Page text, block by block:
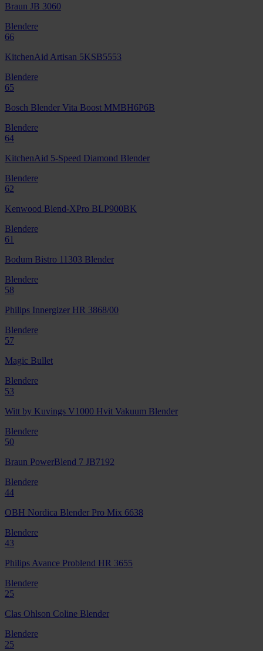
Braun JB 3060
Blendere
66
KitchenAid Artisan 5KSB5553
Blendere
65
Bosch Blender Vita Boost MMBH6P6B
Blendere
64
KitchenAid 5-Speed Diamond Blender
Blendere
62
Kenwood Blend-XPro BLP900BK
Blendere
61
Bodum Bistro 11303 Blender
Blendere
58
Philips Innergizer HR 3868/00
Blendere
57
Magic Bullet
Blendere
53
Witt by Kuvings V1000 Hvit Vakuum Blender
Blendere
50
Braun PowerBlend 7 JB7192
Blendere
44
OBH Nordica Blender Pro Mix 6638
Blendere
43
Philips Avance Problend HR 3655
Blendere
25
Clas Ohlson Coline Blender
Blendere
25